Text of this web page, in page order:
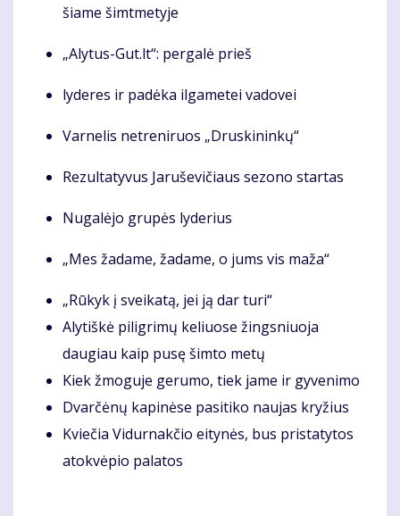
šiame šimtmetyje
„Alytus-Gut.lt“: pergalė prieš
lyderes ir padėka ilgametei vadovei
Varnelis netreniruos „Druskininkų“
Rezultatyvus Jaruševičiaus sezono startas
Nugalėjo grupės lyderius
„Mes žadame, žadame, o jums vis maža“
„Rūkyk į sveikatą, jei ją dar turi“
Alytiškė piligrimų keliuose žingsniuoja
daugiau kaip pusę šimto metų
Kiek žmoguje gerumo, tiek jame ir gyvenimo
Dvarčėnų kapinėse pasitiko naujas kryžius
Kviečia Vidurnakčio eitynės, bus pristatytos
atokvėpio palatos